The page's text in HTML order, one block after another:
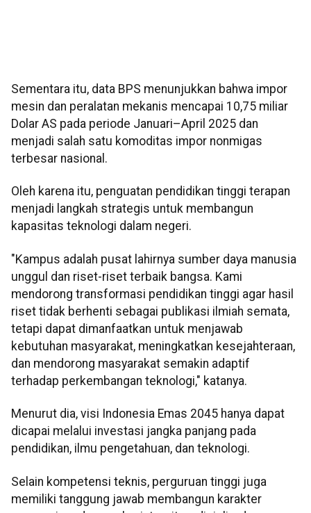
Sementara itu, data BPS menunjukkan bahwa impor
mesin dan peralatan mekanis mencapai 10,75 miliar
Dolar AS pada periode Januari–April 2025 dan
menjadi salah satu komoditas impor nonmigas
terbesar nasional.
Oleh karena itu, penguatan pendidikan tinggi terapan
menjadi langkah strategis untuk membangun
kapasitas teknologi dalam negeri.
"Kampus adalah pusat lahirnya sumber daya manusia
unggul dan riset-riset terbaik bangsa. Kami
mendorong transformasi pendidikan tinggi agar hasil
riset tidak berhenti sebagai publikasi ilmiah semata,
tetapi dapat dimanfaatkan untuk menjawab
kebutuhan masyarakat, meningkatkan kesejahteraan,
dan mendorong masyarakat semakin adaptif
terhadap perkembangan teknologi," katanya.
Menurut dia, visi Indonesia Emas 2045 hanya dapat
dicapai melalui investasi jangka panjang pada
pendidikan, ilmu pengetahuan, dan teknologi.
Selain kompetensi teknis, perguruan tinggi juga
memiliki tanggung jawab membangun karakter